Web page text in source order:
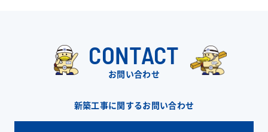
CONTACT
お問い合わせ
新築工事に関するお問い合わせ